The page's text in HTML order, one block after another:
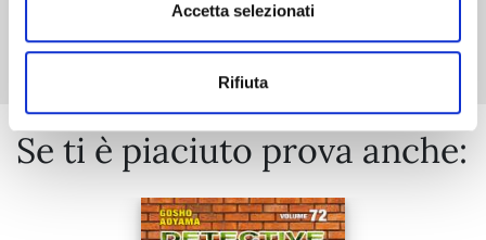
Accetta selezionati
Rifiuta
Mostra tutto
Se ti è piaciuto prova anche: